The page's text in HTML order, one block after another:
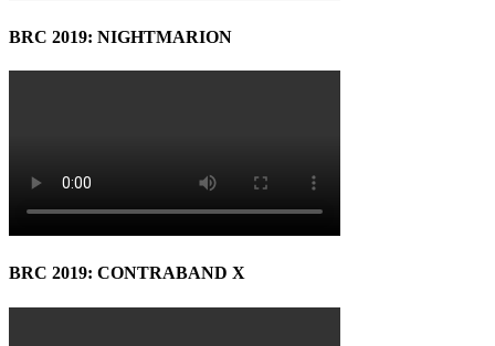
BRC 2019: NIGHTMARION
BRC 2019: CONTRABAND X